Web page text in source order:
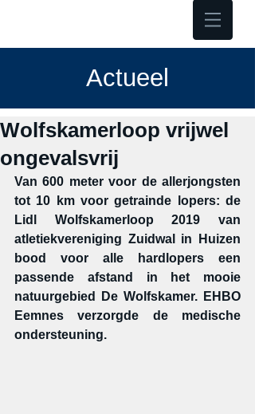
Actueel
Wolfskamerloop vrijwel
ongevalsvrij
Van 600 meter voor de allerjongsten
tot 10 km voor getrainde lopers: de
Lidl Wolfskamerloop 2019 van
atletiekvereniging Zuidwal in Huizen
bood voor alle hardlopers een
passende afstand in het mooie
natuurgebied De Wolfskamer. EHBO
Eemnes verzorgde de medische
ondersteuning.